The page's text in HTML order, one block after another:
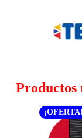
Productos
¡OFERTA!